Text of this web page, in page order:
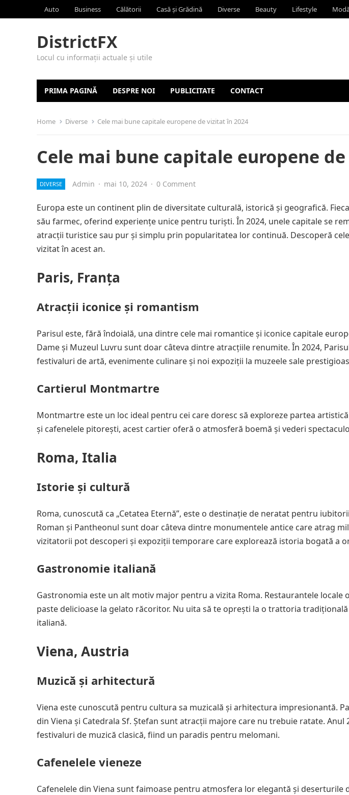
Auto Business Călătorii Casă și Grădină Diverse Beauty Lifestyle
DistrictFX
Locul cu informații actuale și utile
PRIMA PAGINĂ DESPRE NOI PUBLICITATE CONTACT
Home Diverse Cele mai bune capitale europene de vizitat în 2024
Cele mai bune capitale europene
DIVERSE Admin · mai 10, 2024 · 0 Comment
Europa este un continent plin de diversitate culturală, istorică și geografică.
său farmec, oferind experiențe unice pentru turiști. În 2024, unele capitale se
atracții turistice sau pur și simplu prin popularitatea lor continuă. Descoperă
vizitat în acest an.
Paris, Franța
Atracții iconice și romantism
Parisul este, fără îndoială, una dintre cele mai romantice și iconice capitale
Dame și Muzeul Luvru sunt doar câteva dintre atracțiile renumite. În 2024,
festivaluri de artă, evenimente culinare și noi expoziții la muzeele sale
Cartierul Montmartre
Montmartre este un loc ideal pentru cei care doresc să exploreze partea
și cafenelele pitorești, acest cartier oferă o atmosferă boemă și vederi
Roma, Italia
Istorie și cultură
Roma, cunoscută ca „Cetatea Eternă”, este o destinație de neratat pentru
Roman și Pantheonul sunt doar câteva dintre monumentele antice care atrag
vizitatorii pot descoperi și expoziții temporare care explorează istoria bogată a
Gastronomie italiană
Gastronomia este un alt motiv major pentru a vizita Roma. Restaurantele locale
paste delicioase la gelato răcoritor. Nu uita să te oprești la o trattoria
italiană.
Viena, Austria
Muzică și arhitectură
Viena este cunoscută pentru cultura sa muzicală și arhitectura impresionantă.
din Viena și Catedrala Sf. Ștefan sunt atracții majore care nu trebuie ratate. Anul
festivaluri de muzică clasică, fiind un paradis pentru melomani.
Cafenelele vieneze
Cafenelele din Viena sunt faimoase pentru atmosfera lor elegantă și deserturile